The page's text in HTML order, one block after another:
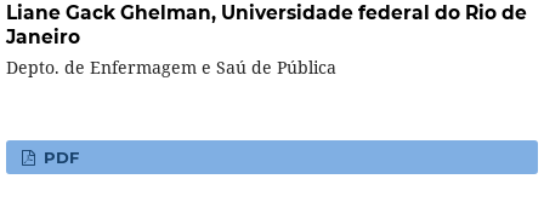
Liane Gack Ghelman, Universidade federal do Rio de
Janeiro
Depto. de Enfermagem e Saú de Pública
PDF